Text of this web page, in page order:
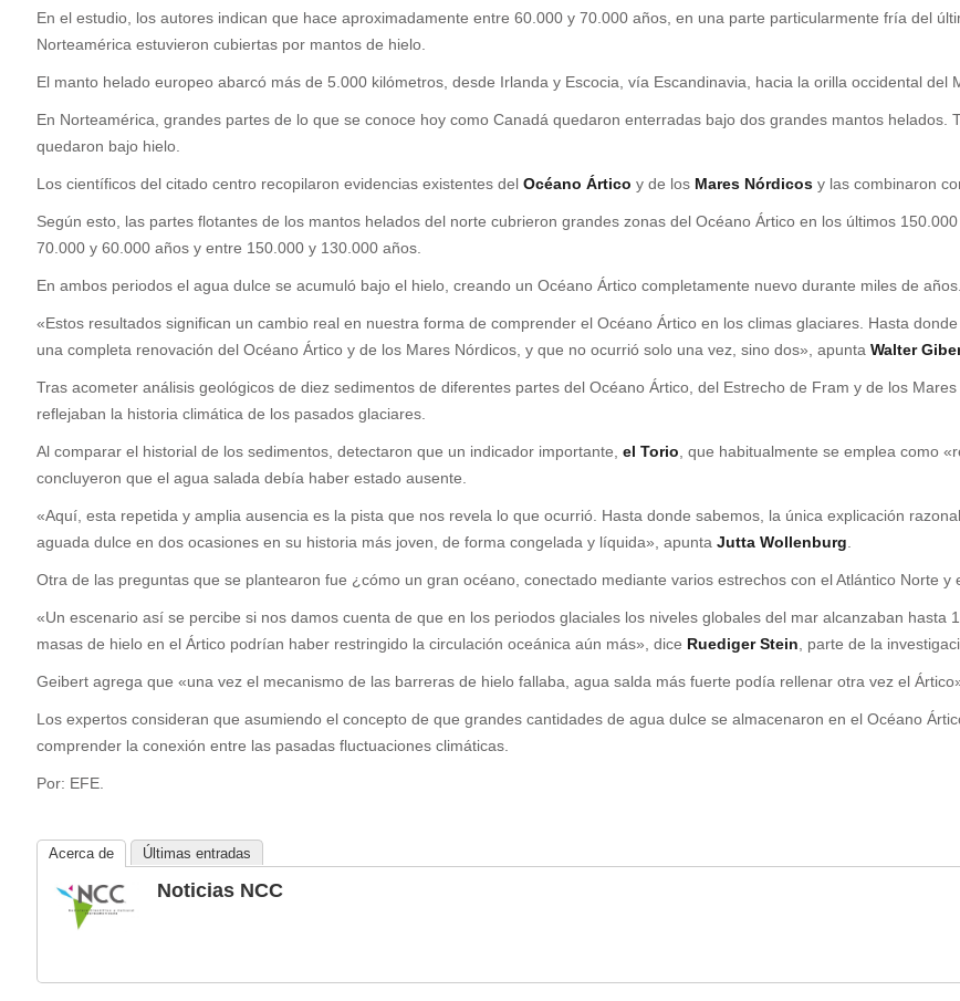
En el estudio, los autores indican que hace aproximadamente entre 60.000 y 70.000 años, en una parte particularmente fría del
Norteamérica estuvieron cubiertas por mantos de hielo.
El manto helado europeo abarcó más de 5.000 kilómetros, desde Irlanda y Escocia, vía Escandinavia, hacia la orilla occidental del
En Norteamérica, grandes partes de lo que se conoce hoy como Canadá quedaron enterradas bajo dos grandes mantos helados.
quedaron bajo hielo.
Los científicos del citado centro recopilaron evidencias existentes del Océano Ártico y de los Mares Nórdicos y las combinaron
Según esto, las partes flotantes de los mantos helados del norte cubrieron grandes zonas del Océano Ártico en los últimos
70.000 y 60.000 años y entre 150.000 y 130.000 años.
En ambos periodos el agua dulce se acumuló bajo el hielo, creando un Océano Ártico completamente nuevo durante miles de años.
«Estos resultados significan un cambio real en nuestra forma de comprender el Océano Ártico en los climas glaciares. Hasta
una completa renovación del Océano Ártico y de los Mares Nórdicos, y que no ocurrió solo una vez, sino dos», apunta Walter
Tras acometer análisis geológicos de diez sedimentos de diferentes partes del Océano Ártico, del Estrecho de Fram y de los
reflejaban la historia climática de los pasados glaciares.
Al comparar el historial de los sedimentos, detectaron que un indicador importante, el Torio , que habitualmente se emplea como
concluyeron que el agua salada debía haber estado ausente.
«Aquí, esta repetida y amplia ausencia es la pista que nos revela lo que ocurrió. Hasta donde sabemos, la única explicación
aguada dulce en dos ocasiones en su historia más joven, de forma congelada y líquida», apunta Jutta Wollenburg
Otra de las preguntas que se plantearon fue ¿cómo un gran océano, conectado mediante varios estrechos con el Atlántico Norte
«Un escenario así se percibe si nos damos cuenta de que en los periodos glaciales los niveles globales del mar alcanzaban hasta
masas de hielo en el Ártico podrían haber restringido la circulación oceánica aún más», dice Ruediger Stein , parte de la
Geibert agrega que «una vez el mecanismo de las barreras de hielo fallaba, agua salda más fuerte podía rellenar otra vez el
Los expertos consideran que asumiendo el concepto de que grandes cantidades de agua dulce se almacenaron en el Océano
comprender la conexión entre las pasadas fluctuaciones climáticas.
Por: EFE.
Acerca de Últimas entradas
Noticias NCC